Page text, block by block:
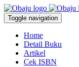
Toggle navigation
Home
Detail Buku
Artikel
Cek ISBN